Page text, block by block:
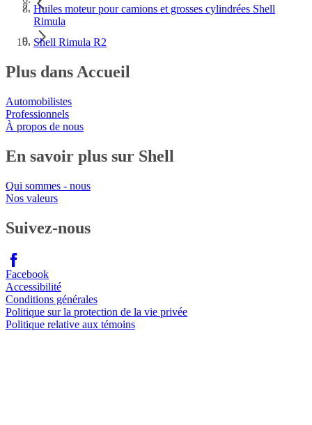
Huiles moteur pour camions et grosses cylindrées Shell
Rimula
Shell Rimula R2
Plus dans Accueil
Automobilistes
Professionnels
À propos de nous
En savoir plus sur Shell
Qui sommes - nous
Nos valeurs
Suivez-nous
Facebook
Accessibilité
Conditions générales
Politique sur la protection de la vie privée
Politique relative aux témoins